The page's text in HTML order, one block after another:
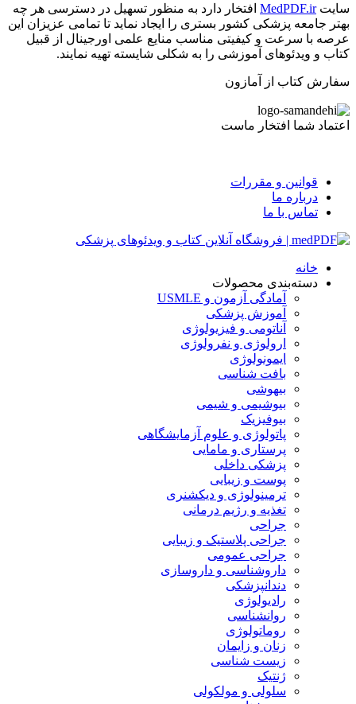
سایتMedPDF.ir افتخار دارد به منظور تسهیل در دسترسی هر چه
بهتر جامعه پزشکی کشور بستری را ایجاد نماید تا تمامی عزیزان این
عرصه با سرعت و کیفیتی مناسب منایع علمی اورجینال از قبیل
کتاب و ویدئوهای آموزشی را به شکلی شایسته تهیه نمایند.
سفارش کتاب از آمازون
اعتماد شما افتخار ماست
قوانین و مقررات
درباره ما
تماس با ما
خانه
دسته‌بندی محصولات
آمادگی آزمون و USMLE
آموزش پزشکی
آناتومی و فیزیولوژی
ارولوژی و نفرولوژی
ایمونولوژی
بافت شناسی
بیهوشی
بیوشیمی و شیمی
بیوفیزیک
پاتولوژی و علوم آزمایشگاهی
پرستاری و مامایی
پزشکی داخلی
پوست و زیبایی
ترمینولوژی و دیکشنری
تغذیه و رژیم درمانی
جراحی
جراحی پلاستیک و زیبایی
جراحی عمومی
داروشناسی و داروسازی
دندانپزشکی
رادیولوژی
روانشناسی
روماتولوژی
زنان و زایمان
زیست شناسی
ژنتیک
سلولی و مولکولی